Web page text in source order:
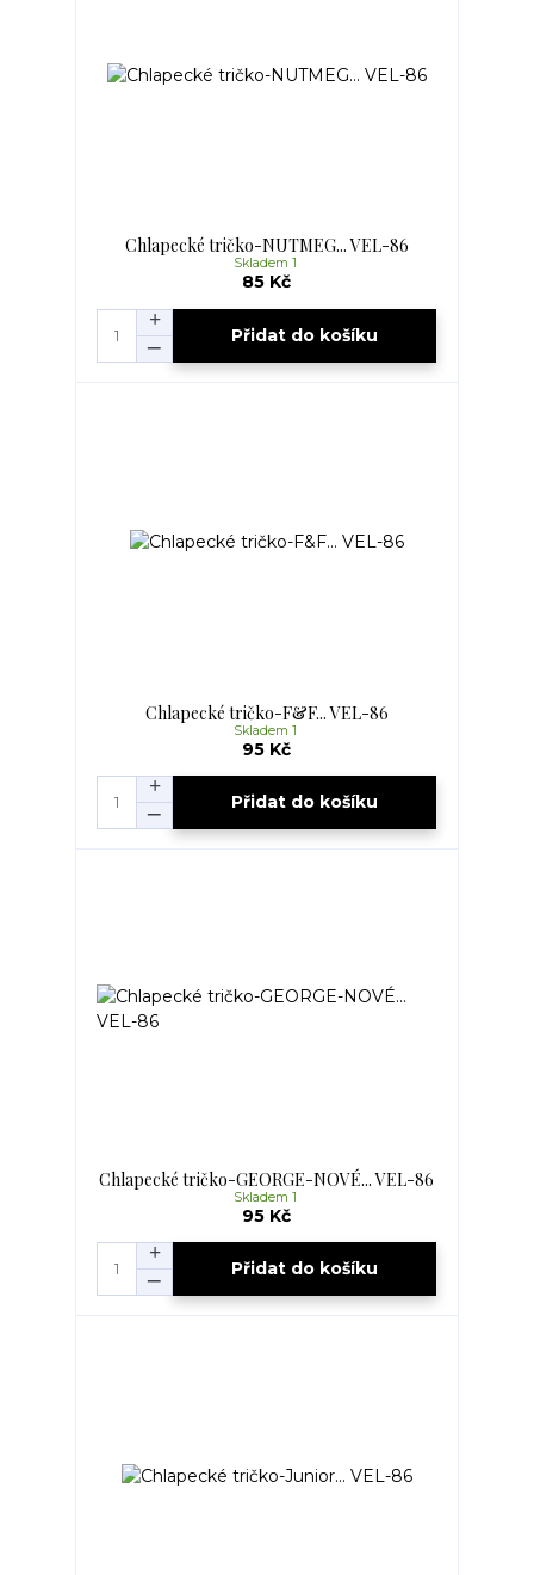
Chlapecké tričko-NUTMEG... VEL-86
85 Kč
Skladem 1
Přidat do košíku
Chlapecké tričko-F&F... VEL-86
95 Kč
Skladem 1
Přidat do košíku
Chlapecké tričko-GEORGE-NOVÉ... VEL-86
95 Kč
Skladem 1
Přidat do košíku